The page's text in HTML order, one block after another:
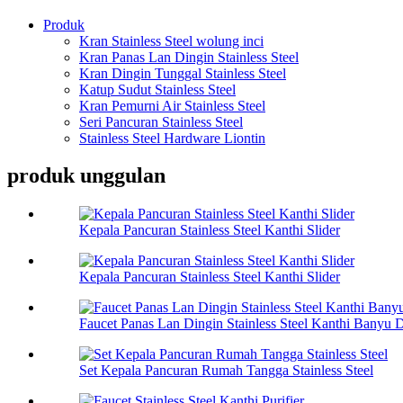
Produk
Kran Stainless Steel wolung inci
Kran Panas Lan Dingin Stainless Steel
Kran Dingin Tunggal Stainless Steel
Katup Sudut Stainless Steel
Kran Pemurni Air Stainless Steel
Seri Pancuran Stainless Steel
Stainless Steel Hardware Liontin
produk unggulan
Kepala Pancuran Stainless Steel Kanthi Slider
Kepala Pancuran Stainless Steel Kanthi Slider
Faucet Panas Lan Dingin Stainless Steel Kanthi Banyu
Set Kepala Pancuran Rumah Tangga Stainless Steel